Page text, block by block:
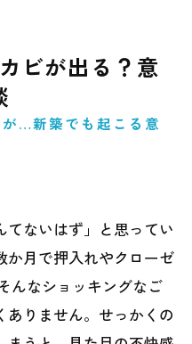
ビが出る？意
…新築でも起こる意
てないはず」と思ってい
か月で押入れやクローゼ
んなショッキングなご
りません。せっかくの